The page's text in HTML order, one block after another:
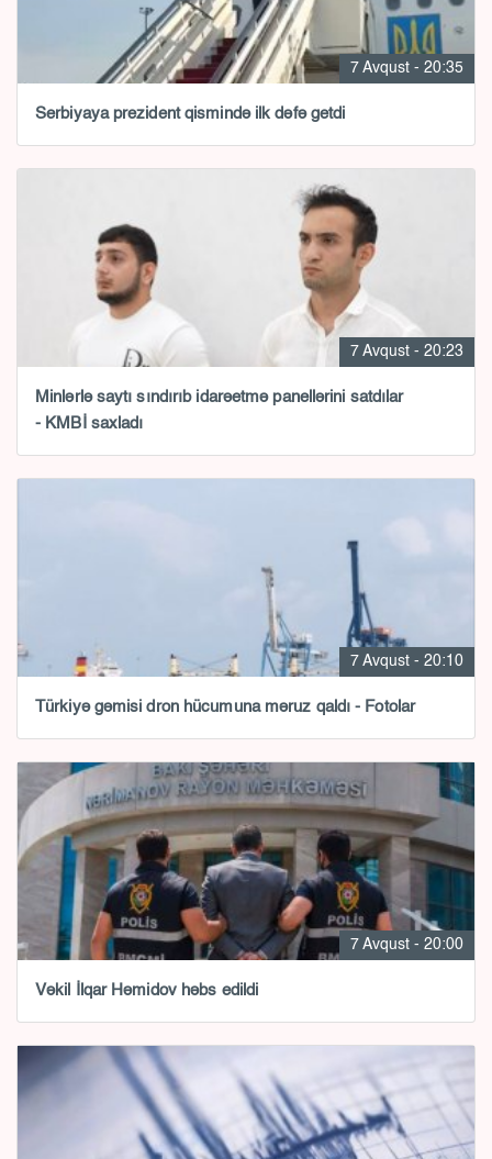
7 Avqust - 20:35
Serbiyaya prezident qismində ilk dəfə getdi
7 Avqust - 20:23
Minlərlə saytı sındırıb idarəetmə panellərini satdılar
- KMBİ saxladı
7 Avqust - 20:10
Türkiyə gəmisi dron hücumuna məruz qaldı - Fotolar
7 Avqust - 20:00
Vəkil İlqar Həmidov həbs edildi